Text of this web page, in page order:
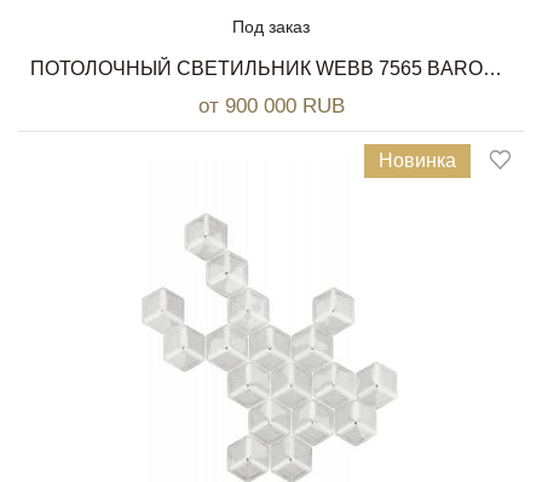
Под заказ
ПОТОЛОЧНЫЙ СВЕТИЛЬНИК WEBB 7565 BAROVIER&TOSO
от 900 000 RUB
Новинка